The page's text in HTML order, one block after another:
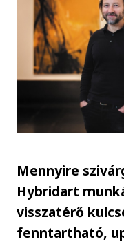
Mennyire
Hybridart
visszatérő
fenntartható,